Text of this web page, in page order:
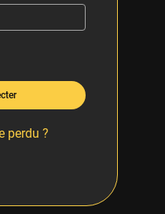
perdu ?